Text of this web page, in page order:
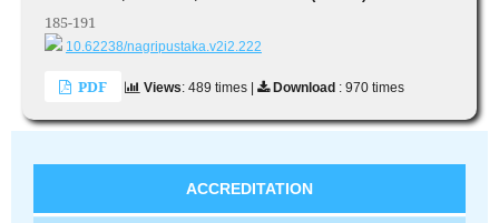
185-191
10.62238/nagripustaka.v2i2.222
PDF Views: 489 times | Download : 970 times
ACCREDITATION